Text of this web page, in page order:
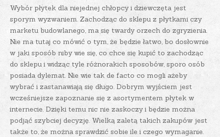
Wybór płytek dla niejednej chłopcy i dziewczęta jest
sporym wyzwaniem. Zachodząc do sklepu z płytkami czy
marketu budowlanego, ma się twardy orzech do zgryzienia.
Nie ma tutaj co mówić o tym, że będzie łatwo, bo dosłownie
w jaki sposób niby wie się, co chce się kupić to zachodząc
do sklepu i widząc tyle różnorakich sposobów, sporo osób
posiada dylemat. Nie wie tak de facto co mogli ażeby
wybrać i zastanawiają się długo. Dobrym wyjściem jest
wcześniejsze zapoznanie się z asortymentem płytek w
internecie. Dzięki temu nic nie zaskoczy i będzie można
podjąć szybciej decyzję. Wielką zaletą takich zakupów jest
także to, że można sprawdzić sobie ile i czego wymaganie.